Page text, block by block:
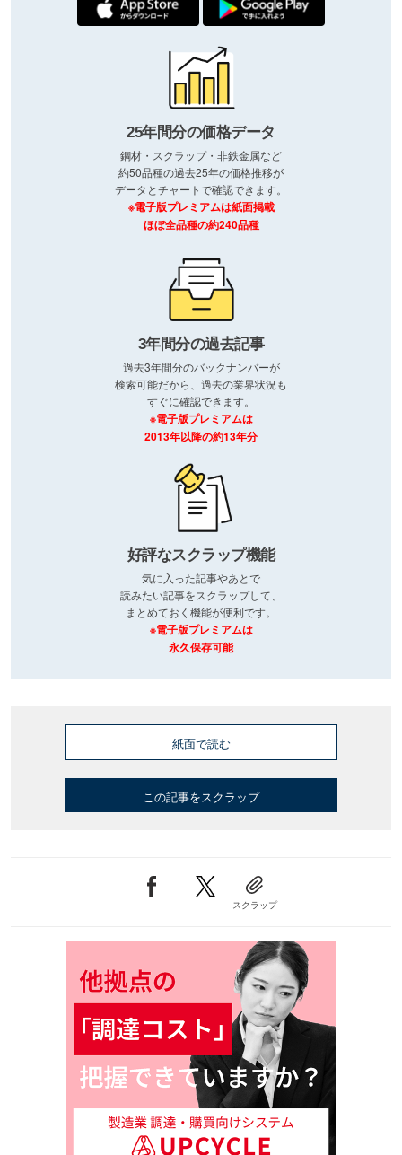
25年間分の価格データ
鋼材・スクラップ・非鉄金属など
約50品種の過去25年の価格推移が
データとチャートで確認できます。
※電子版プレミアムは紙面掲載
ほぼ全品種の約240品種
3年間分の過去記事
過去3年間分のバックナンバーが
検索可能だから、過去の業界状況も
すぐに確認できます。
※電子版プレミアムは
2013年以降の約13年分
好評なスクラップ機能
気に入った記事やあとで
読みたい記事をスクラップして、
まとめておく機能が便利です。
※電子版プレミアムは
永久保存可能
紙面で読む
この記事をスクラップ
スクラップ